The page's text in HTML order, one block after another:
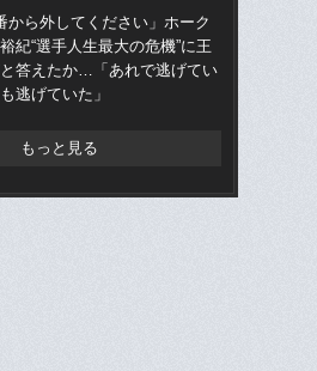
から外してください」ホーク
紀“選手人生最大の危機”に王
答えたか…「あれで逃げてい
逃げていた」
もっと見る